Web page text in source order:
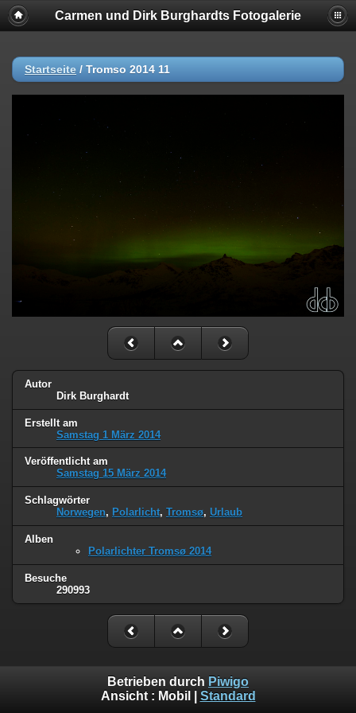
Carmen und Dirk Burghardts Fotogalerie
Startseite / Tromso 2014 11
Autor
Dirk Burghardt
Erstellt am
Samstag 1 März 2014
Veröffentlicht am
Samstag 15 März 2014
Schlagwörter
Norwegen, Polarlicht, Tromsø, Urlaub
Alben
Polarlichter Tromsø 2014
Besuche
290993
Betrieben durch Piwigo
Ansicht : Mobil Standard